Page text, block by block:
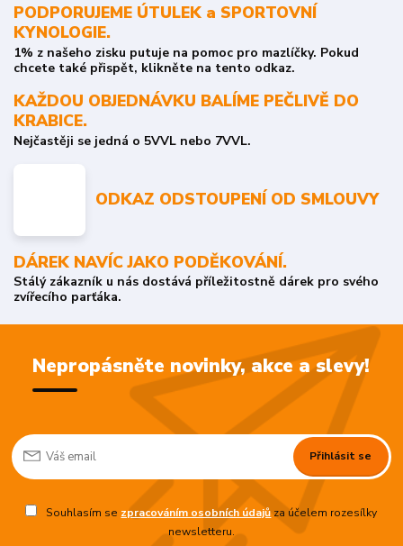
PODPORUJEME ÚTULEK a SPORTOVNÍ
KYNOLOGIE.
1% z našeho zisku putuje na pomoc pro mazlíčky. Pokud
chcete také přispět, klikněte na tento odkaz.
KAŽDOU OBJEDNÁVKU BALÍME PEČLIVĚ DO
KRABICE.
Nejčastěji se jedná o 5VVL nebo 7VVL.
ODKAZ ODSTOUPENÍ OD SMLOUVY
DÁREK NAVÍC JAKO PODĚKOVÁNÍ.
Stálý zákazník u nás dostává příležitostně dárek pro svého
zvířecího parťáka.
Nepropásněte novinky, akce a slevy!
Přihlásit se
Souhlasím se zpracováním osobních údajůza účelem rozesílky
newsletteru.